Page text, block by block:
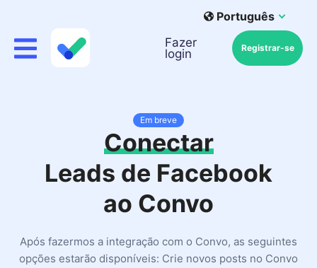
Português
Fazer
login
Registrar-se
Em breve
Conectar
Leads de Facebook
ao Convo
Após fazermos a integração com o Convo, as seguintes
opções estarão disponíveis: Crie novos posts no Convo